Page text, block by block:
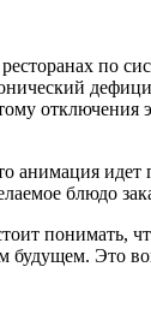
по
анимация
блюдо
понимать,
будущем. Это